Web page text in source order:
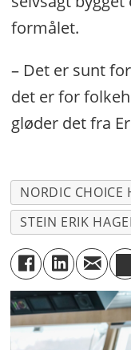
formålet.
– Det er sunt
det er for
gløder det fra
NORDIC CHOICE
STEIN ERIK